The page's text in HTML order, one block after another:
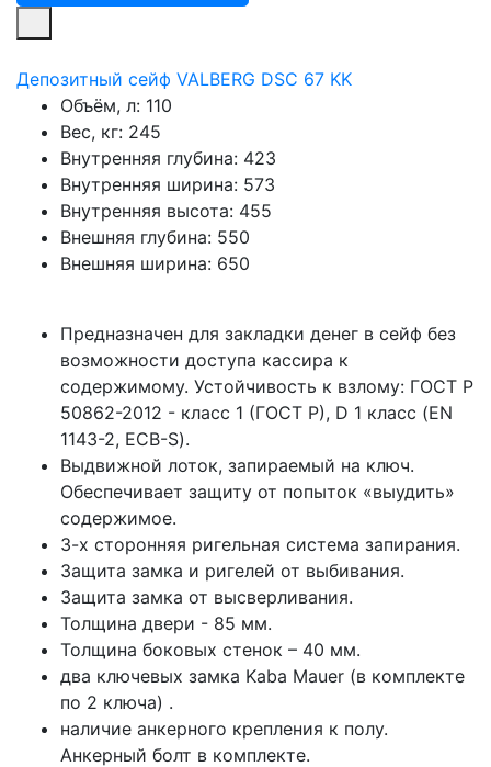
Депозитный сейф VALBERG DSC 67 KK
Объём, л: 110
Вес, кг: 245
Внутренняя глубина: 423
Внутренняя ширина: 573
Внутренняя высота: 455
Внешняя глубина: 550
Внешняя ширина: 650
Предназначен для закладки денег в сейф без
возможности доступа кассира к
содержимому. Устойчивость к взлому: ГОСТ Р
50862-2012 - класс 1 (ГОСТ Р), D 1 класс (EN
1143-2, ECB-S).
Bыдвижной лоток, запираемый на ключ.
Обеспечивает защиту от попыток «выудить»
содержимое.
3-х сторонняя ригельная система запирания.
Защита замка и ригелей от выбивания.
Защита замка от высверливания.
Толщина двери - 85 мм.
Толщина боковых стенок – 40 мм.
два ключевых замка Kaba Mauer (в комплекте
по 2 ключа) .
наличие анкерного крепления к полу.
Анкерный болт в комплекте.